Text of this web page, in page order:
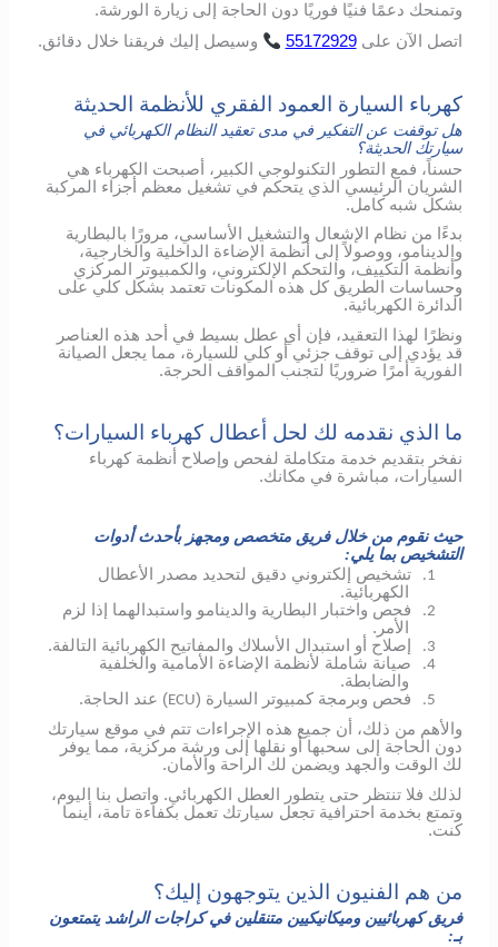
وتمنحك دعمًا فنيًا فوريًا دون الحاجة إلى زيارة الورشة.
اتصل
الآن على 55172929 وسيصل إليك فريقنا خلال دقائق.
كهرباء السيارة العمود الفقري للأنظمة الحديثة
هل توقفت عن التفكير في مدى تعقيد النظام الكهربائي في
سيارتك الحديثة؟
حسناً، فمع التطور التكنولوجي الكبير، أصبحت الكهرباء هي
الشريان الرئيسي الذي يتحكم في تشغيل معظم أجزاء المركبة
بشكل شبه كامل.
بدءًا من نظام الإشعال والتشغيل الأساسي، مرورًا بالبطارية
والدينامو، ووصولاً إلى أنظمة الإضاءة الداخلية والخارجية،
وأنظمة التكييف، والتحكم الإلكتروني، والكمبيوتر المركزي
وحساسات الطريق كل هذه المكونات تعتمد بشكل كلي على
الدائرة الكهربائية.
ونظرًا لهذا التعقيد، فإن أي عطل بسيط في أحد هذه العناصر
قد يؤدي إلى توقف جزئي أو كلي للسيارة، مما يجعل الصيانة
الفورية أمرًا ضروريًا لتجنب المواقف الحرجة.
ما الذي نقدمه لك لحل أعطال كهرباء السيارات؟
نفخر بتقديم خدمة متكاملة لفحص وإصلاح أنظمة كهرباء
السيارات، مباشرة في مكانك.
حيث نقوم من خلال فريق متخصص ومجهز بأحدث أدوات
التشخيص بما يلي:
1.
تشخيص إلكتروني دقيق لتحديد مصدر الأعطال
الكهربائية.
2.
فحص واختبار البطارية والدينامو واستبدالهما إذا لزم
الأمر.
3. إصلاح أو استبدال الأسلاك والمفاتيح الكهربائية التالفة.
4.
صيانة شاملة لأنظمة الإضاءة الأمامية والخلفية
والضابطة.
5. فحص وبرمجة كمبيوتر السيارة (ECU) عند الحاجة.
والأهم من ذلك، أن جميع هذه الإجراءات تتم في موقع سيارتك
دون الحاجة إلى سحبها أو نقلها إلى ورشة مركزية، مما يوفر
لك الوقت والجهد ويضمن لك الراحة والأمان.
لذلك فلا تنتظر حتى يتطور العطل الكهربائي. واتصل بنا اليوم،
وتمتع بخدمة احترافية تجعل سيارتك تعمل بكفاءة تامة، أينما
كنت.
من هم الفنيون الذين يتوجهون إليك؟
فريق كهربائيين وميكانيكيين متنقلين في كراجات الراشد يتمتعون
بـ: